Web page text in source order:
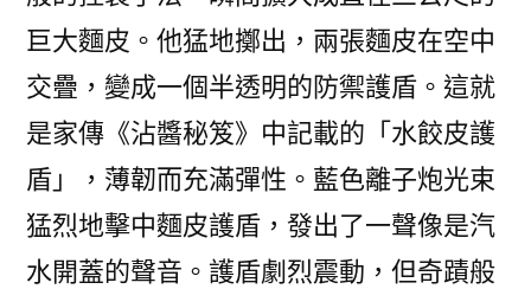
巨大麵皮。他猛地擲出，兩張麵皮在空中
交疊，變成一個半透明的防禦護盾。這就
是家傳《沾醬秘笈》中記載的「水餃皮護
盾」，薄韌而充滿彈性。藍色離子炮光束
猛烈地擊中麵皮護盾，發出了一聲像是汽
水開蓋的聲音。護盾劇烈震動，但奇蹟般